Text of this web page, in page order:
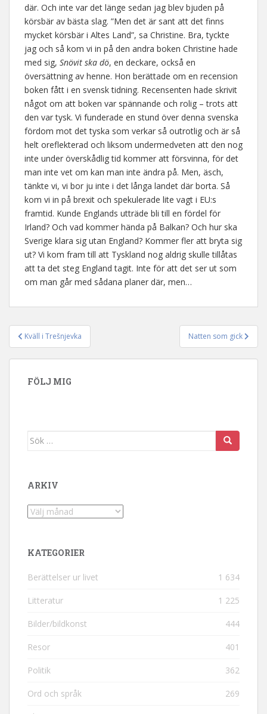
där. Och inte var det länge sedan jag blev bjuden på
körsbär av bästa slag. ”Men det är sant att det finns
mycket körsbär i Altes Land”, sa Christine. Bra, tyckte
jag och så kom vi in på den andra boken Christine hade
med sig, Snövit ska dö, en deckare, också en
översättning av henne. Hon berättade om en recension
boken fått i en svensk tidning. Recensenten hade skrivit
något om att boken var spännande och rolig – trots att
den var tysk. Vi funderade en stund över denna svenska
fördom mot det tyska som verkar så outrotlig och är så
helt oreflekterad och liksom undermedveten att den nog
inte under överskådlig tid kommer att försvinna, för det
man inte vet om kan man inte ändra på. Men, äsch,
tänkte vi, vi bor ju inte i det långa landet där borta. Så
kom vi in på brexit och spekulerade lite vagt i EU:s
framtid. Kunde Englands utträde bli till en fördel för
Irland? Och vad kommer hända på Balkan? Och hur ska
Sverige klara sig utan England? Kommer fler att bryta sig
ut? Vi kom fram till att Tyskland nog aldrig skulle tillåtas
att ta det steg England tagit. Inte för att det ser ut som
om man går med sådana planer där, men…
Inläggsnavigering
Kväll i Trešnjevka Natten som gick
FÖLJ MIG
Sök efter:
ARKIV
Arkiv
KATEGORIER
Berättelser ur livet 1 634
Litteratur 1 225
Bilder/bildkonst 444
Resor 401
Politik 362
Ord och språk 269